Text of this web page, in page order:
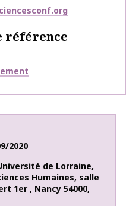
référence
2020
de Lorraine,
Humaines, salle
1er , Nancy 54000,